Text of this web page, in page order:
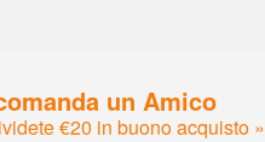
un Amico
€20 in buono acquisto »